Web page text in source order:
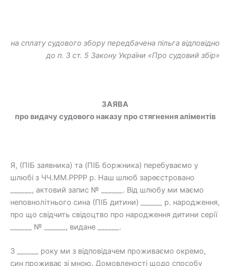
на сплату судового збору передбачена пільга відповідно
до п. З ст. 5 Закону України «Про судовий збір»
ЗАЯВА
про видачу судового наказу про стягнення аліментів
Я, (ПІБ заявника) та (ПІБ боржника) перебуваємо у
шлюбі з ЧЧ.ММ.РРРР р. Наш шлюб зареєстровано
______, актовий запис № ______. Від шлюбу ми маємо
неповнолітнього сина (ПІБ дитини) ______ р. народження,
про що свідчить свідоцтво про народження дитини серії
______ № ______, видане ______.
З ______ року ми з відповідачем проживаємо окремо,
син проживає зі мною. Домовленості щодо способу